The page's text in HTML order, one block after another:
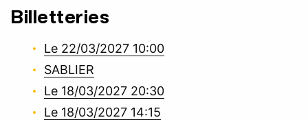
Billetteries
Le 22/03/2027 10:00
SABLIER
Le 18/03/2027 20:30
Le 18/03/2027 14:15